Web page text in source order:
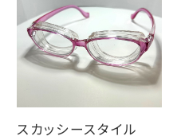
スカッシースタイル